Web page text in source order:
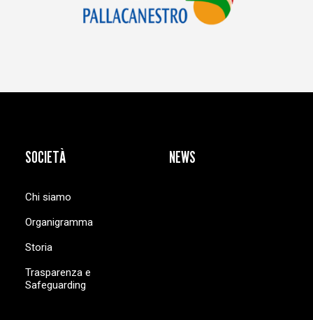
SOCIETÀ
Chi siamo
Organigramma
Storia
Trasparenza e
Safeguarding
NEWS